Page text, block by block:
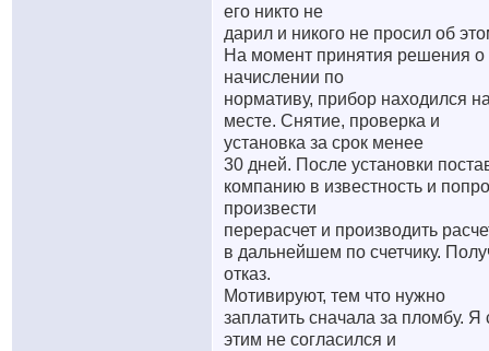
его никто не
дарил и никого не просил об
На момент принятия решения о
начислении по
нормативу, прибор находился
месте. Снятие, проверка и
установка за срок менее
30 дней. После установки
компанию в известность и
произвести
перерасчет и производить
в дальнейшем по счетчику.
отказ.
Мотивируют, тем что нужно
заплатить сначала за пломбу. Я
этим не согласился и